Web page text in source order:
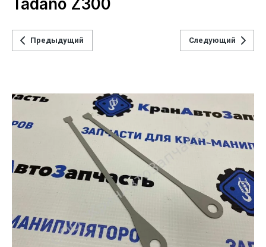
Tadano Z300
Предыдущий Следующий